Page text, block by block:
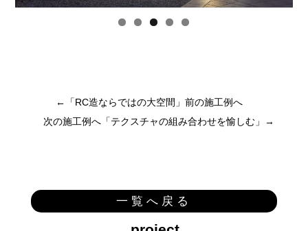
←「RC造ならではの大空間 」前の施工例へ
次の施工例へ「テクスチャの組み合わせを愉しむ」→
一覧へ戻る